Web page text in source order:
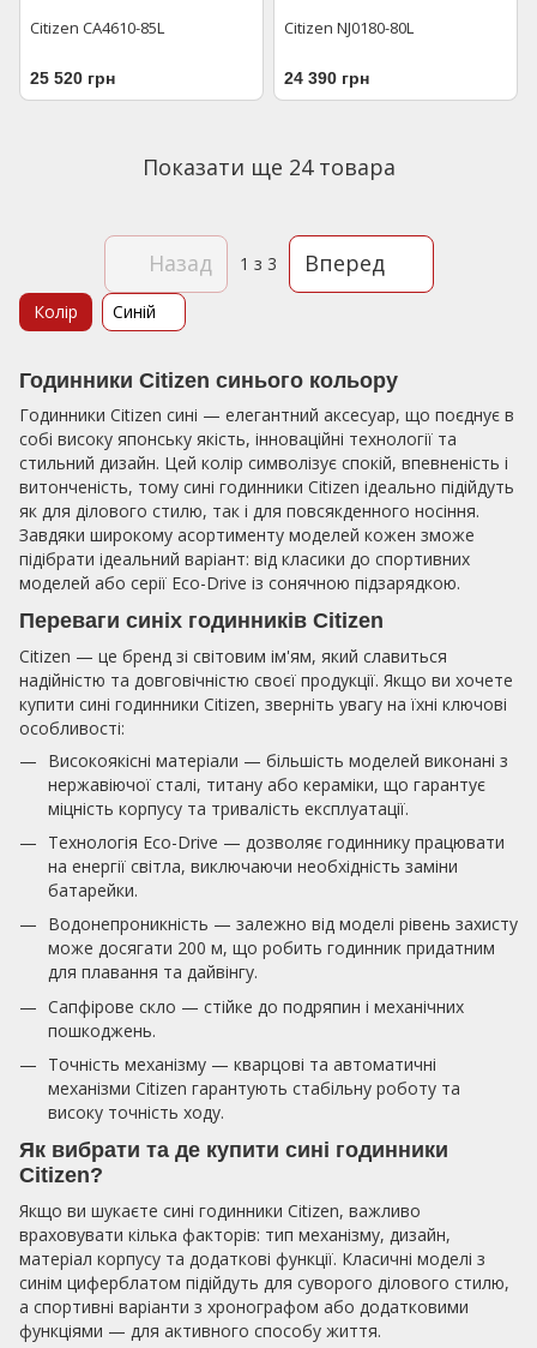
Citizen CA4610-85L
25 520 грн
Citizen NJ0180-80L
24 390 грн
Показати ще 24 товара
Назад 1 з 3 Вперед
Годинники Citizen синього кольору
Годинники Citizen сині — елегантний аксесуар, що поєднує в
собі високу японську якість, інноваційні технології та
стильний дизайн. Цей колір символізує спокій, впевненість і
витонченість, тому сині годинники Citizen ідеально підійдуть
як для ділового стилю, так і для повсякденного носіння.
Завдяки широкому асортименту моделей кожен зможе
підібрати ідеальний варіант: від класики до спортивних
моделей або серії Eco-Drive із сонячною підзарядкою.
Переваги синіх годинників Citizen
Citizen — це бренд зі світовим ім'ям, який славиться
надійністю та довговічністю своєї продукції. Якщо ви хочете
купити сині годинники Citizen, зверніть увагу на їхні ключові
особливості:
Високоякісні матеріали — більшість моделей виконані з
нержавіючої сталі, титану або кераміки, що гарантує
міцність корпусу та тривалість експлуатації.
Технологія Eco-Drive — дозволяє годиннику працювати
на енергії світла, виключаючи необхідність заміни
батарейки.
Водонепроникність — залежно від моделі рівень захисту
може досягати 200 м, що робить годинник придатним
для плавання та дайвінгу.
Сапфірове скло — стійке до подряпин і механічних
пошкоджень.
Точність механізму — кварцові та автоматичні
механізми Citizen гарантують стабільну роботу та
високу точність ходу.
Як вибрати та де купити сині годинники
Citizen?
Якщо ви шукаєте сині годинники Citizen, важливо
враховувати кілька факторів: тип механізму, дизайн,
матеріал корпусу та додаткові функції. Класичні моделі з
синім циферблатом підійдуть для суворого ділового стилю,
а спортивні варіанти з хронографом або додатковими
функціями — для активного способу життя.
Колір Синій